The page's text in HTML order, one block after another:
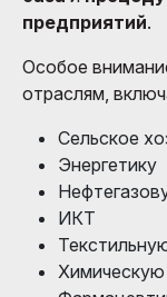
предприятий.
Особое
отраслям,
Сельское
Энергетику
ИКТ